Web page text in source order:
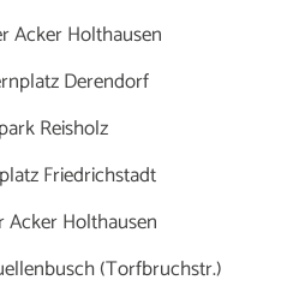
Acker Holthausen
Derendorf
Reisholz
Friedrichstadt
Acker Holthausen
(Torfbruchstr.)